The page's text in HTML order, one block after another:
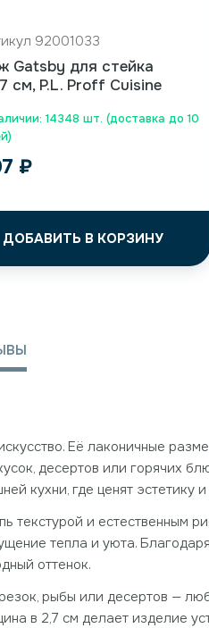
14348 шт. (доставка до 10
92001033
Gatsby для стейка
см, P.L. Proff Cuisine
₽
ДОБАВИТЬ В КОРЗИНУ
Её лаконичные
десертов или горячих
кухни, где ценят эстетику и
и естественным
тепла и уюта.
оттенок.
рыбы или десертов —
в 2,7 см делает изделие